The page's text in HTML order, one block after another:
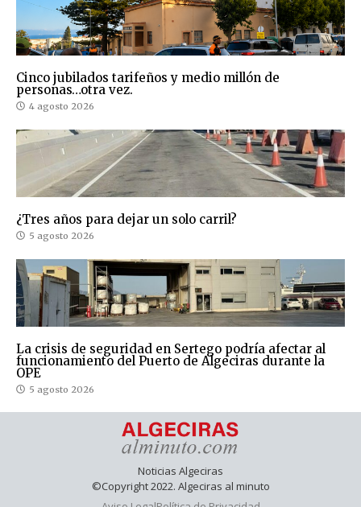
Cinco jubilados tarifeños y medio millón de
personas…otra vez.
4 agosto 2026
¿Tres años para dejar un solo carril?
5 agosto 2026
La crisis de seguridad en Sertego podría afectar al
funcionamiento del Puerto de Algeciras durante la
OPE
5 agosto 2026
Noticias Algeciras
©Copyright 2022. Algeciras al minuto